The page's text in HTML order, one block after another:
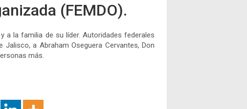
(FEMDO).
a la familia de su líder. Autoridades federales
a Abraham Oseguera Cervantes, Don
más.